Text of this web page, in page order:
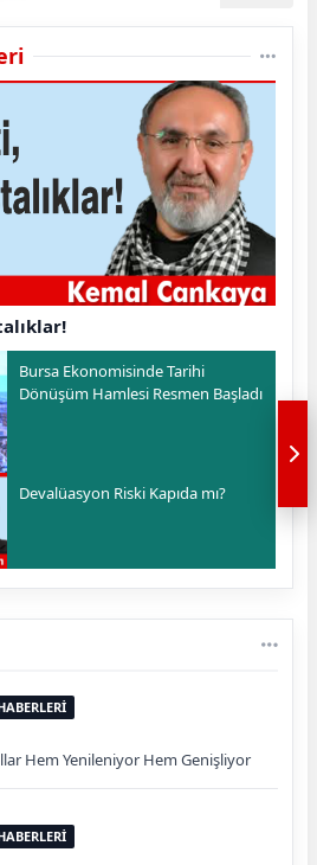
Bursa Ekonomisinde Tarihi
Dönüşüm Hamlesi Resmen Başladı
Devalüasyon Riski Kapıda mı?
Hem Yenileniyor Hem Genişliyor